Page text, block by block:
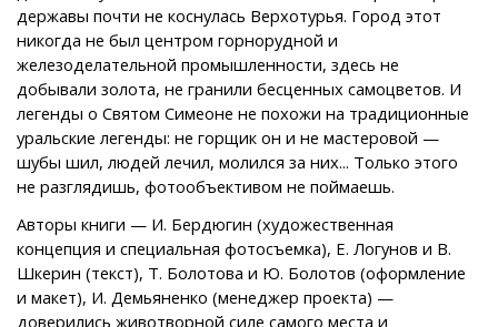
державы почти не коснулась Верхотурья. Город этот
никогда не был центром горнорудной и
железоделательной промышленности, здесь не
добывали золота, не гранили бесценных самоцветов. И
легенды о Святом Симеоне не похожи на традиционные
уральские легенды: не горщик он и не мастеровой —
шубы шил, людей лечил, молился за них... Только этого
не разглядишь, фотообъективом не поймаешь.
Авторы книги — И. Бердюгин (художественная
концепция и специальная фотосъемка), Е. Логунов и В.
Шкерин (текст), Т. Болотова и Ю. Болотов (оформление
и макет), И. Демьяненко (менеджер проекта) —
доверились животворной силе самого места и